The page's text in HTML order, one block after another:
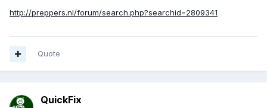
http://preppers.nl/forum/search.php?searchid=2809341
Quote
QuickFix